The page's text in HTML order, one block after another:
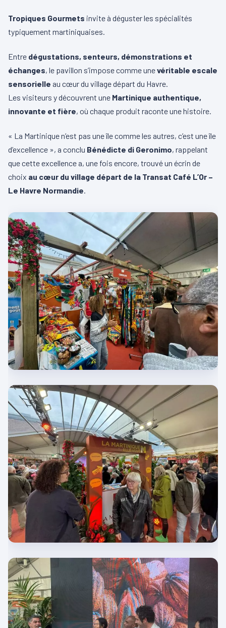
Tropiques Gourmets invite à déguster les spécialités
typiquement martiniquaises.
Entre dégustations, senteurs, démonstrations et
échanges, le pavillon s’impose comme unevéritable escale
sensorielle au cœur du village départ du Havre.
Les visiteurs y découvrent une Martinique authentique,
innovante et fière, où chaque produit raconte une histoire.
« La Martinique n’est pas une île comme les autres, c’est une île
d’excellence », a conclu Bénédicte di Geronimo, rappelant
que cette excellence a, une fois encore, trouvé un écrin de
choix au cœur du village départ de la Transat Café L’Or –
Le Havre Normandie.